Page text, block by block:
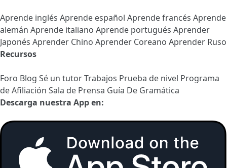
Aprende inglés Aprende español Aprende francés Aprende
alemán Aprende italiano Aprende portugués Aprender
Japonés Aprender Chino Aprender Coreano Aprender Ruso
Recursos
Foro Blog Sé un tutorTrabajos Prueba de nivel Programa
de Afiliación Sala de Prensa Guía De Gramática
Descarga nuestra App en: